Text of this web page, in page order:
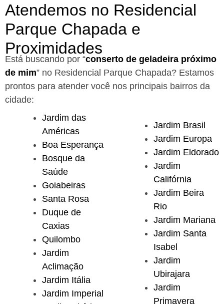
Atendemos no Residencial
Parque Chapada e
Proximidades
Está buscando por “conserto de geladeira próximo
de mim” no Residencial Parque Chapada? Estamos
prontos para atender você nos principais bairros da
cidade:
Jardim das
Américas
Boa Esperança
Bosque da
Saúde
Goiabeiras
Santa Rosa
Duque de
Caxias
Quilombo
Jardim
Aclimação
Jardim Itália
Jardim Imperial
Jardim Brasil
Jardim Europa
Jardim Eldorado
Jardim
Califórnia
Jardim Beira
Rio
Jardim Mariana
Jardim Santa
Isabel
Jardim
Ubirajara
Jardim
Primavera